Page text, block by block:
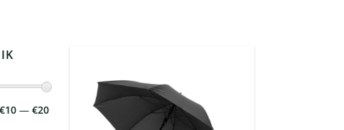
€10— €20